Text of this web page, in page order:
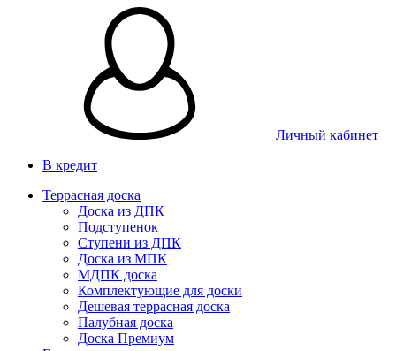
Личный кабинет
В кредит
Террасная доска
Доска из ДПК
Подступенок
Ступени из ДПК
Доска из МПК
МДПК доска
Комплектующие для доски
Дешевая террасная доска
Палубная доска
Доска Премиум